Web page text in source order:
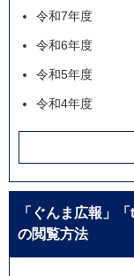
令和7年度
令和6年度
令和5年度
令和4年度
「ぐんま広報」
の閲覧方法